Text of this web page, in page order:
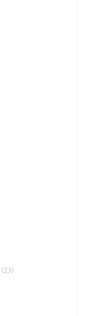
(23)